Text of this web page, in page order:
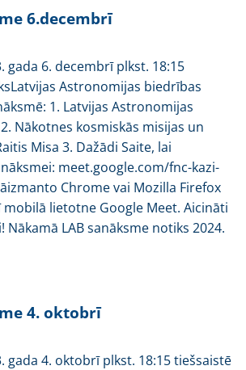
6.decembrī
gada 6. decembrī plkst. 18:15
Astronomijas biedrības
1. Latvijas Astronomijas
Nākotnes kosmiskās misijas un
Misa 3. Dažādi Saite, lai
meet.google.com/fnc-kazi-
Chrome vai Mozilla Firefox
mobilā lietotne Google Meet. Aicināti
LAB sanāksme notiks 2024.
4. oktobrī
gada 4. oktobrī plkst. 18:15 tiešsaistē